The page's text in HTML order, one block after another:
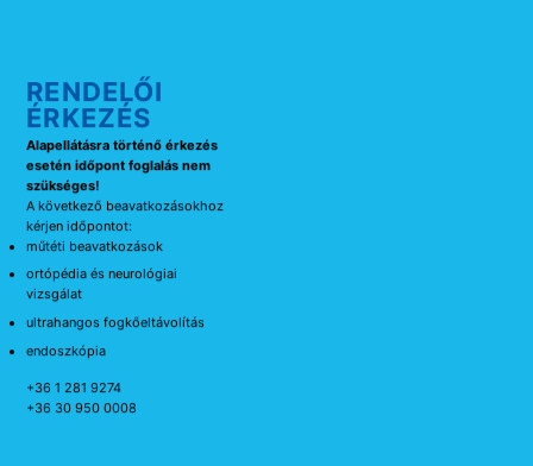
RENDELŐI
ÉRKEZÉS
Alapellátásra történő érkezés
esetén időpont foglalás nem
szükséges!
A következő beavatkozásokhoz
kérjen időpontot:
műtéti beavatkozások
ortópédia és neurológiai
vizsgálat
ultrahangos fogkőeltávolítás
endoszkópia
+36 1 281 9274
+36 30 950 0008